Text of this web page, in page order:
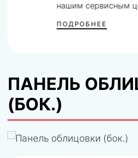
нашим сервисным
ПОДРОБНЕЕ
ПАНЕЛЬ
(БОК.)